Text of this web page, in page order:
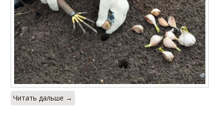
Читать дальше →